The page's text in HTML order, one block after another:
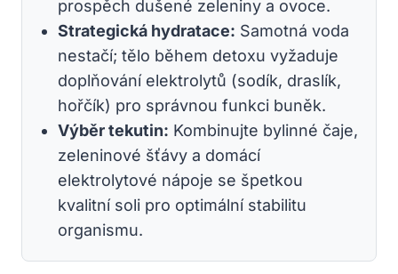
prospěch dušené zeleniny a ovoce.
Strategická hydratace: Samotná voda
nestačí; tělo během detoxu vyžaduje
doplňování elektrolytů (sodík, draslík,
hořčík) pro správnou funkci buněk.
Výběr tekutin: Kombinujte bylinné čaje,
zeleninové šťávy a domácí
elektrolytové nápoje se špetkou
kvalitní soli pro optimální stabilitu
organismu.